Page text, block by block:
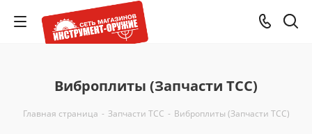
Виброплиты (Запчасти ТСС)
Главная страница - Запчасти ТСС - Виброплиты (Запчасти ТСС)